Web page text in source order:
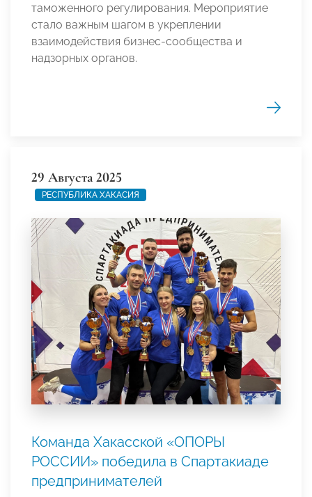
таможенного регулирования. Мероприятие
стало важным шагом в укреплении
взаимодействия бизнес-сообщества и
надзорных органов.
29 Августа 2025
РЕСПУБЛИКА ХАКАСИЯ
Команда Хакасской «ОПОРЫ
РОССИИ» победила в Спартакиаде
предпринимателей